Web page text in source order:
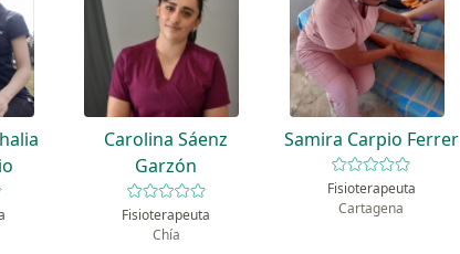
Carolina Sáenz
Garzón
Fisioterapeuta
Chía
Samira Carpio Ferrer
Fisioterapeuta
Cartagena